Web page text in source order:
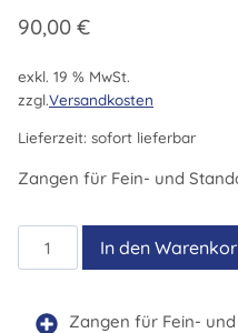
90,00 €
exkl. 19 % MwSt.
zzgl.Versandkosten
Lieferzeit: sofort lieferbar
Zangen für Fein- und
2411PD
Menge
In den
Zangen für Fein-